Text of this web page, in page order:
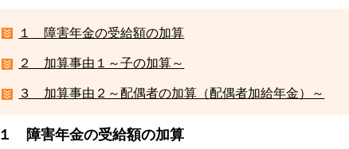
１ 障害年金の受給額の加算
２ 加算事由１～子の加算～
３ 加算事由２～配偶者の加算（配偶者加給年金）～
１ 障害年金の受給額の加算